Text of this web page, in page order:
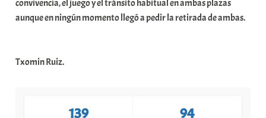
convivencia, el juego y el tránsito habitual en ambas plazas
aunque en ningún momento llegó a pedir la retirada de ambas.
Txomin Ruiz.
139 94